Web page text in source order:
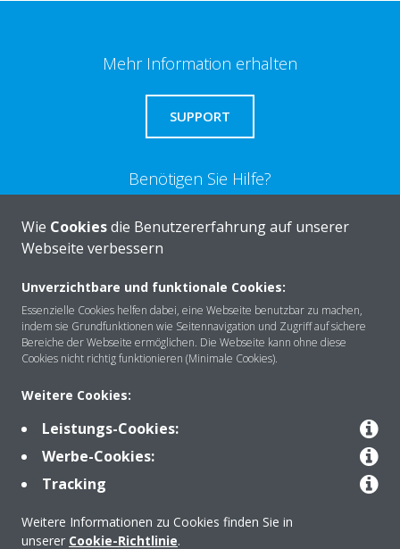
Mehr Information erhalten
SUPPORT
Benötigen Sie Hilfe?
KONTAKTIEREN SIE UNS
Über DAIKIN
Anwendungsbereiche
Kontakt
Produkte
Wie Cookiesdie Benutzererfahrung auf unserer
Webseite verbessern
Unverzichtbare und funktionale Cookies:
Essenzielle Cookies helfen dabei, eine Webseite benutzbar zu machen,
indem sie Grundfunktionen wie Seitennavigation und Zugriff auf sichere
Bereiche der Webseite ermöglichen. Die Webseite kann ohne diese
Cookies nicht richtig funktionieren (Minimale Cookies).
Weitere Cookies:
Leistungs-Cookies:
Werbe-Cookies:
Tracking
Weitere Informationen zu Cookies finden Sie in
unserer Cookie-Richtlinie.